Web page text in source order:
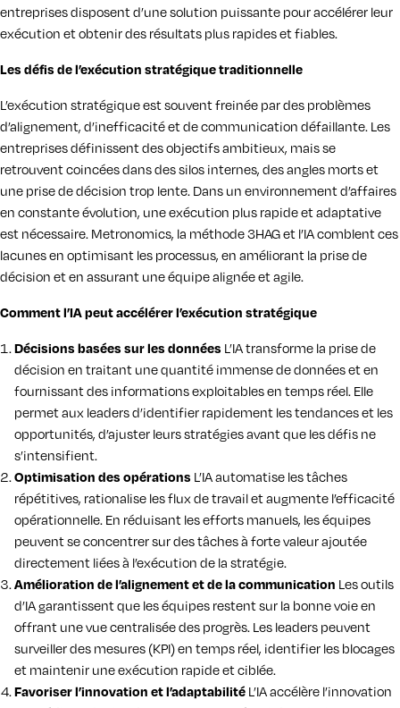
entreprises disposent d’une solution puissante pour accélérer leur
exécution et obtenir des résultats plus rapides et fiables.
Les défis de l’exécution stratégique traditionnelle
L’exécution stratégique est souvent freinée par des problèmes
d’alignement, d’inefficacité et de communication défaillante. Les
entreprises définissent des objectifs ambitieux, mais se
retrouvent coincées dans des silos internes, des angles morts et
une prise de décision trop lente. Dans un environnement d’affaires
en constante évolution, une exécution plus rapide et adaptative
est nécessaire. Metronomics, la méthode 3HAG et l’IA comblent ces
lacunes en optimisant les processus, en améliorant la prise de
décision et en assurant une équipe alignée et agile.
Comment l’IA peut accélérer l’exécution stratégique
Décisions basées sur les données L’IA transforme la prise de
décision en traitant une quantité immense de données et en
fournissant des informations exploitables en temps réel. Elle
permet aux leaders d’identifier rapidement les tendances et les
opportunités, d’ajuster leurs stratégies avant que les défis ne
s’intensifient.
Optimisation des opérations L’IA automatise les tâches
répétitives, rationalise les flux de travail et augmente l’efficacité
opérationnelle. En réduisant les efforts manuels, les équipes
peuvent se concentrer sur des tâches à forte valeur ajoutée
directement liées à l’exécution de la stratégie.
Amélioration de l’alignement et de la communication Les outils
d’IA garantissent que les équipes restent sur la bonne voie en
offrant une vue centralisée des progrès. Les leaders peuvent
surveiller des mesures (KPI) en temps réel, identifier les blocages
et maintenir une exécution rapide et ciblée.
Favoriser l’innovation et l’adaptabilité L’IA accélère l’innovation